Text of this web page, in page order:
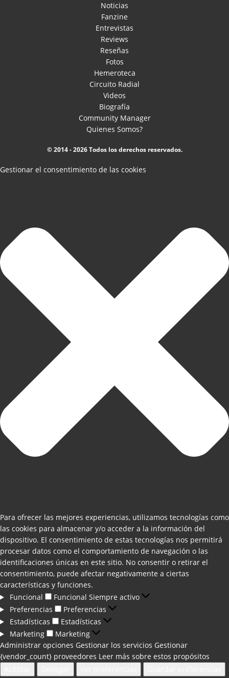
Noticias
Fanzine
Entrevistas
Reviews
Reseñas
Fotos
Hemeroteca
Circuito Radial
Videos
Biografía
Community Manager
Quienes Somos?
© 2014 - 2026 Todos los derechos reservados.
Gestionar el consentimiento de las cookies
Para ofrecer las mejores experiencias, utilizamos tecnologías como
las cookies para almacenar y/o acceder a la información del
dispositivo. El consentimiento de estas tecnologías nos permitirá
procesar datos como el comportamiento de navegación o las
identificaciones únicas en este sitio. No consentir o retirar el
consentimiento, puede afectar negativamente a ciertas
características y funciones.
Funcional
Funcional Siempre activo
Preferencias
Preferencias
Estadísticas
Estadísticas
Marketing
Marketing
Administrar opciones Gestionar los servicios Gestionar
{vendor_count} proveedores Leer más sobre estos propósitos